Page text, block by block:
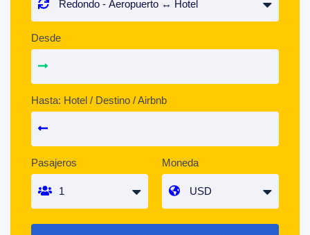
Desde
Hasta: Hotel / Destino / Airbnb
Pasajeros Moneda